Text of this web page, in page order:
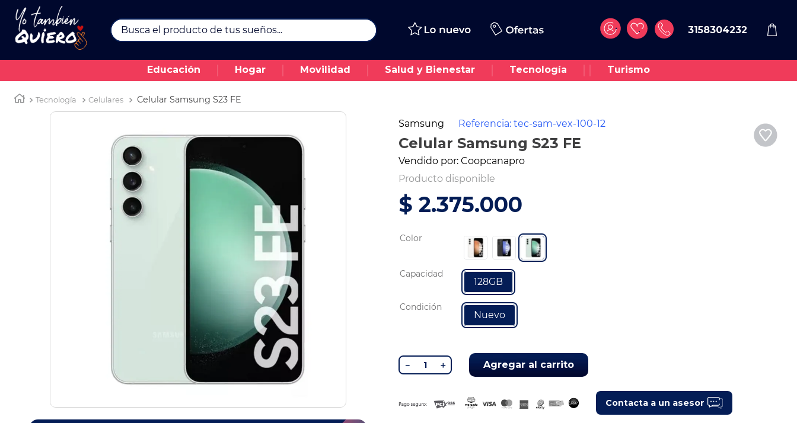
Busca el producto de tus sueños...
3158304232
Educación Hogar Movilidad Salud y Bienestar Tecnología Turismo
Tecnología Celulares Celular Samsung S23 FE
Samsung Referencia: tec-sam-vex-100-12
Celular Samsung S23 FE
Vendido por: Coopcanapro
Producto disponible
$ 2.375.000
Color
Capacidad
128GB
Condición
Nuevo
＋
－ Agregar al carrito
Contacta a un asesor
TÉRMINOS MÁS BUSCADOS
3.
turismo